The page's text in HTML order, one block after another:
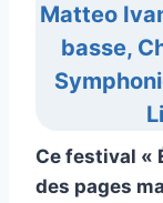
Matteo
basse,
Ce festival «
des pages